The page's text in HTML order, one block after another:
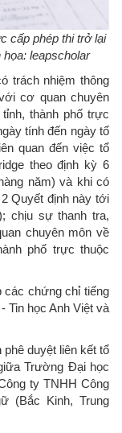
cấp phép thi trở lại
leapscholar
trách nhiệm thông
cơ quan chuyên
thành phố trực
tính đến ngày tổ
quan đến việc tổ
theo định kỳ 6
năm) và khi có
Quyết định này tới
chịu sự thanh tra,
chuyên môn về
phố trực thuộc
các chứng chỉ tiếng
Tin học Anh Việt và
duyệt liên kết tổ
Trường Đại học
ty TNHH Công
(Bắc Kinh, Trung